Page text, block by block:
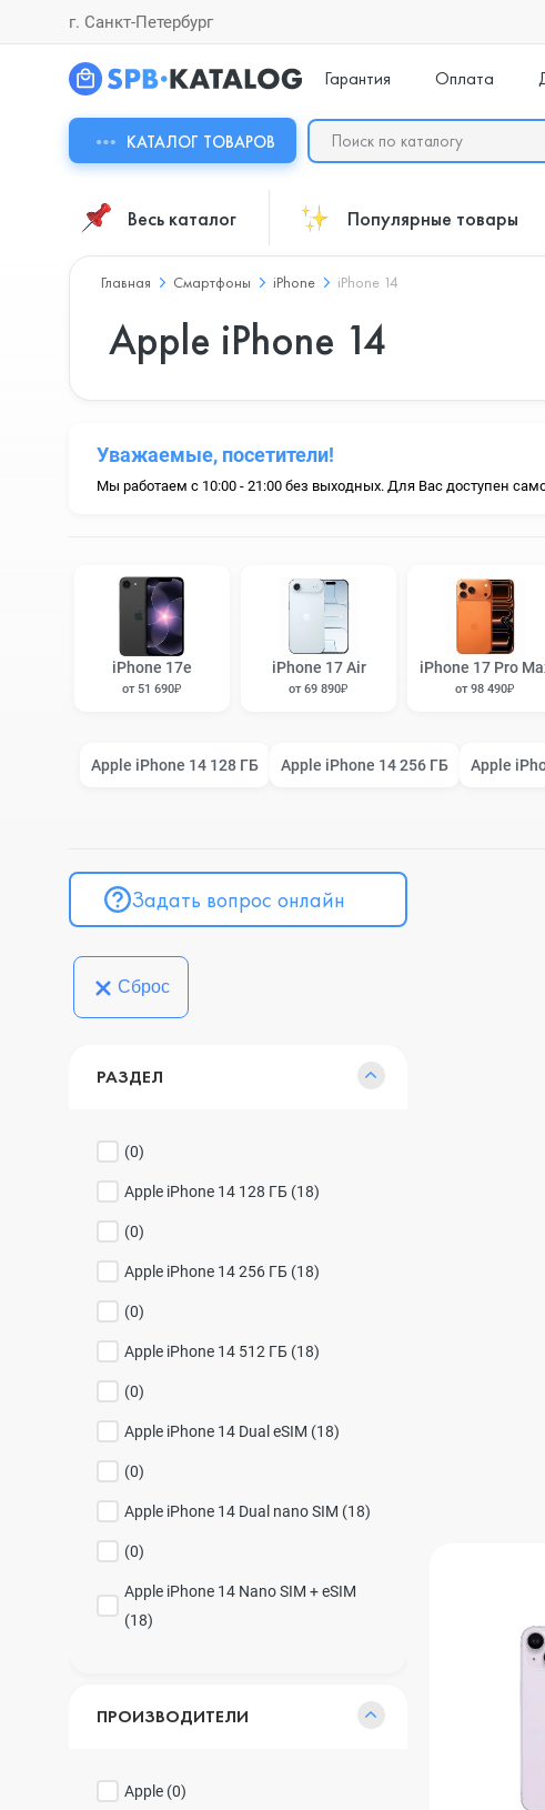
г. Санкт-Петербург
Гарантия Оплата
КАТАЛОГ ТОВАРОВ
Весь каталог Популярные товары
Главная Смартфоны iPhone iPhone 14
Apple iPhone 14
Уважаемые, посетители!
Мы работаем с 10:00 - 21:00 без выходных. Для Вас доступен
iPhone 17e
от 51 690₽
iPhone 17 Air
от 69 890₽
iPhone 17 Pro
от 98 490₽
Apple iPhone 14 128 ГБ Apple iPhone 14 256 ГБ Apple
Задать вопрос онлайн
Сброс
РАЗДЕЛ
(0)
Apple iPhone 14 128 ГБ (18)
(0)
Apple iPhone 14 256 ГБ (18)
(0)
Apple iPhone 14 512 ГБ (18)
(0)
Apple iPhone 14 Dual eSIM (18)
(0)
Apple iPhone 14 Dual nano SIM (18)
(0)
Apple iPhone 14 Nano SIM + eSIM
(18)
ПРОИЗВОДИТЕЛИ
Apple (0)